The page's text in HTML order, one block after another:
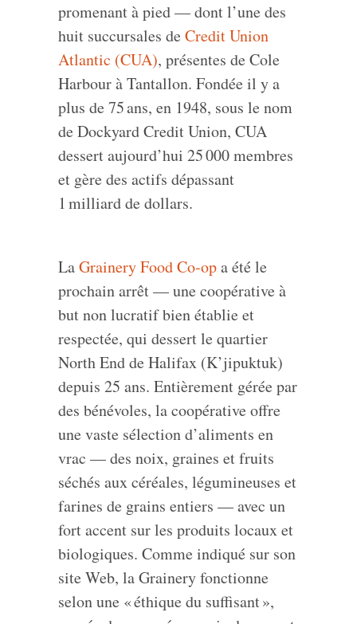
promenant à pied — dont l’une des
huit succursales deCredit Union
Atlantic (CUA), présentes de Cole
Harbour à Tantallon. Fondée il y a
plus de 75 ans, en 1948, sous le nom
de Dockyard Credit Union, CUA
dessert aujourd’hui 25 000 membres
et gère des actifs dépassant
1 milliard de dollars.
LaGrainery Food Co‑opa été le
prochain arrêt — une coopérative à
but non lucratif bien établie et
respectée, qui dessert le quartier
North End de Halifax (K’jipuktuk)
depuis 25 ans. Entièrement gérée par
des bénévoles, la coopérative offre
une vaste sélection d’aliments en
vrac — des noix, graines et fruits
séchés aux céréales, légumineuses et
farines de grains entiers — avec un
fort accent sur les produits locaux et
biologiques. Comme indiqué sur son
site Web, la Grainery fonctionne
selon une « éthique du suffisant »,